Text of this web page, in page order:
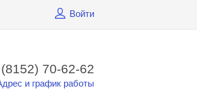
Войти
70-62-62
и график работы